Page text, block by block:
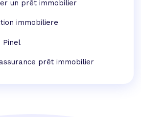
un prêt immobilier
immobiliere
Pinel
prêt immobilier